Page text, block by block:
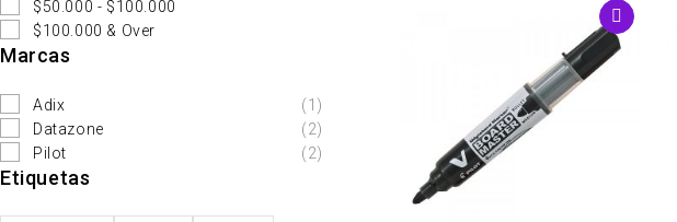
$50.000 - $100.000
$100.000 & Over
Marcas
Adix
(1)
Datazone
(2)
Pilot
(2)
Etiquetas